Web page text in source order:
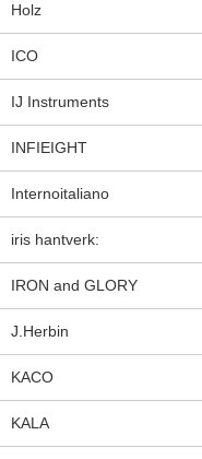
Holz
ICO
IJ Instruments
INFIEIGHT
Internoitaliano
iris hantverk:
IRON and GLORY
J.Herbin
KACO
KALA